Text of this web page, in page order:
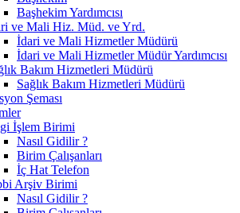
Başhekim Yardımcısı
ve Mali Hiz. Müd. ve Yrd.
İdari ve Mali Hizmetler Müdürü
İdari ve Mali Hizmetler Müdür Yardımcısı
Bakım Hizmetleri Müdürü
Sağlık Bakım Hizmetleri Müdürü
Şeması
İşlem Birimi
Nasıl Gidilir ?
Birim Çalışanları
İç Hat Telefon
Arşiv Birimi
Nasıl Gidilir ?